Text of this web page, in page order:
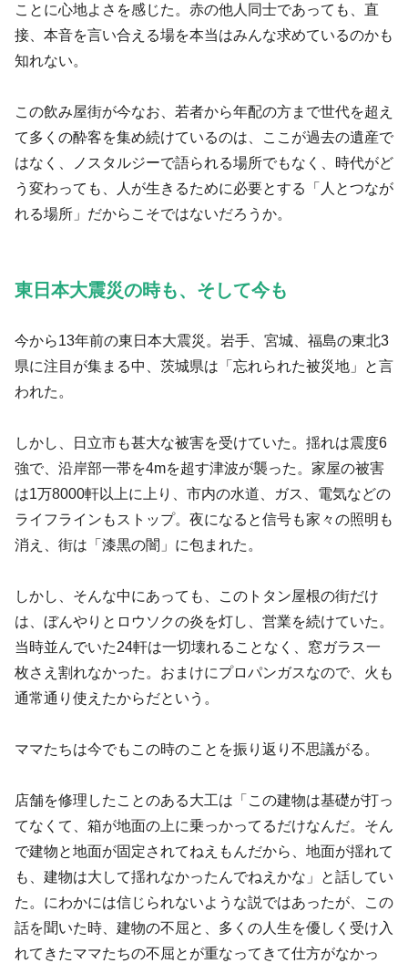
ことに心地よさを感じた。赤の他人同士であっても、直
接、本音を言い合える場を本当はみんな求めているのかも
知れない。
この飲み屋街が今なお、若者から年配の方まで世代を超え
て多くの酔客を集め続けているのは、ここが過去の遺産で
はなく、ノスタルジーで語られる場所でもなく、時代がど
う変わっても、人が生きるために必要とする「人とつなが
れる場所」だからこそではないだろうか。
東日本大震災の時も、そして今も
今から13年前の東日本大震災。岩手、宮城、福島の東北3
県に注目が集まる中、茨城県は「忘れられた被災地」と言
われた。
しかし、日立市も甚大な被害を受けていた。揺れは震度6
強で、沿岸部一帯を4mを超す津波が襲った。家屋の被害
は1万8000軒以上に上り、市内の水道、ガス、電気などの
ライフラインもストップ。夜になると信号も家々の照明も
消え、街は「漆黒の闇」に包まれた。
しかし、そんな中にあっても、このトタン屋根の街だけ
は、ぼんやりとロウソクの炎を灯し、営業を続けていた。
当時並んでいた24軒は一切壊れることなく、窓ガラス一
枚さえ割れなかった。おまけにプロパンガスなので、火も
通常通り使えたからだという。
ママたちは今でもこの時のことを振り返り不思議がる。
店舗を修理したことのある大工は「この建物は基礎が打っ
てなくて、箱が地面の上に乗っかってるだけなんだ。そん
で建物と地面が固定されてねえもんだから、地面が揺れて
も、建物は大して揺れなかったんでねえかな」と話してい
た。にわかには信じられないような説ではあったが、この
話を聞いた時、建物の不屈と、多くの人生を優しく受け入
れてきたママたちの不屈とが重なってきて仕方がなかっ